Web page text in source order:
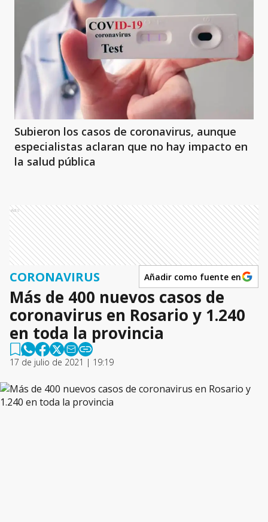
Subieron los casos de coronavirus, aunque
especialistas aclaran que no hay impacto en
la salud pública
Ads
CORONAVIRUS Añadir como fuente en
Más de 400 nuevos casos de
coronavirus en Rosario y 1.240
en toda la provincia
17 de julio de 2021 | 19:19